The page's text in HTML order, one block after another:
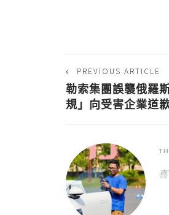
PREVIOUS ARTICLE
勒索集團誤襲俄羅
規」向受害企業道